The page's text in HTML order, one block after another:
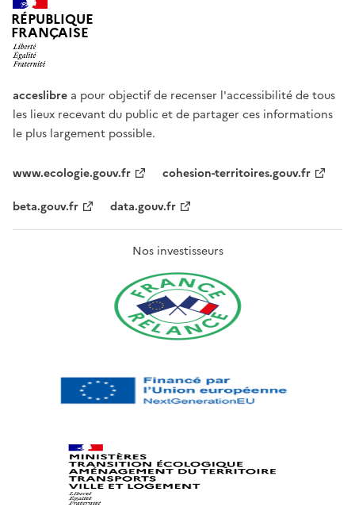
RÉPUBLIQUE
FRANÇAISE
acceslibre a pour objectif de recenser l'accessibilité de tous
les lieux recevant du public et de partager ces informations
le plus largement possible.
www.ecologie.gouv.fr
cohesion-territoires.gouv.fr
beta.gouv.fr
data.gouv.fr
Nos investisseurs